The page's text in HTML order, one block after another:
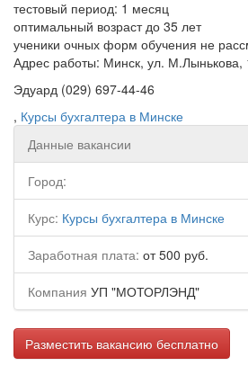
тестовый период: 1 месяц
оптимальный возраст до 35 лет
ученики очных форм обучения не
Адрес работы: Минск, ул. М.Лынькова,
Эдуард (029) 697-44-46
, Курсы бухгалтера в Минске
Данные вакансии
Город:
Курс: Курсы бухгалтера в Минске
Заработная плата: от 500 руб.
Компания УП "МОТОРЛЭНД"
Разместить вакансию бесплатно